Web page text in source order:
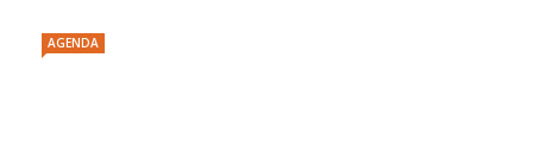
AGENDA